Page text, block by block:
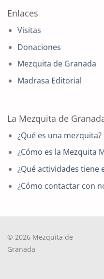
Enlaces
Visitas
Donaciones
Mezquita de Granada
Madrasa Editorial
La Mezquita de
¿Qué es una mezquita?
¿Cómo es la Mezquita
¿Qué actividades tiene
¿Cómo contactar con
© 2026 Mezquita de
Granada